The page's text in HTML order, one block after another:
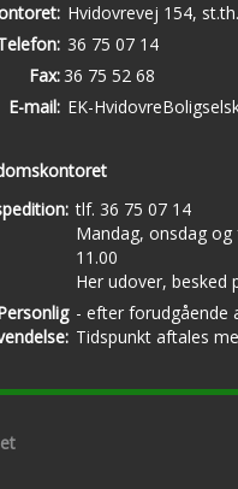
Hvidovrevej 154,
36 75 07 14
Fax: 36 75 52 68
E-mail: EK-
tlf. 36 75 07 14
Mandag, onsdag og
11.00
Her udover, besked
- efter forudgående
Tidspunkt aftales